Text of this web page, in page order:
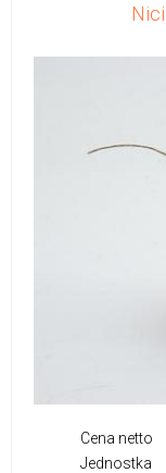
Cena netto
Jednostka